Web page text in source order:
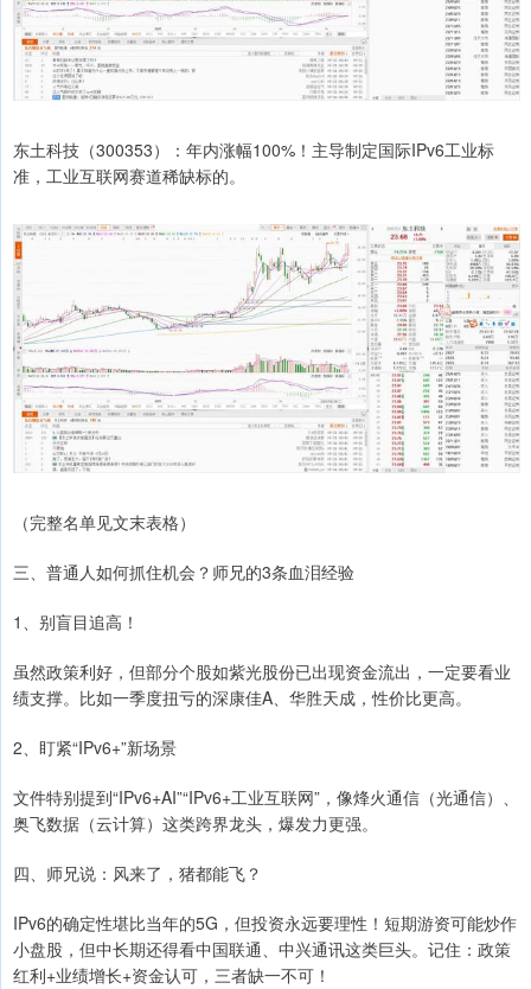
东土科技（300353）：年内涨幅100%！主导制定国际IPv6工业标
准，工业互联网赛道稀缺标的。
（完整名单见文末表格）
三、普通人如何抓住机会？师兄的3条血泪经验
1、别盲目追高！
虽然政策利好，但部分个股如紫光股份已出现资金流出，一定要看业
绩支撑。比如一季度扭亏的深康佳A、华胜天成，性价比更高。
2、盯紧“IPv6+”新场景
文件特别提到“IPv6+AI”“IPv6+工业互联网”，像烽火通信（光通信）、
奥飞数据（云计算）这类跨界龙头，爆发力更强。
四、师兄说：风来了，猪都能飞？
IPv6的确定性堪比当年的5G，但投资永远要理性！短期游资可能炒作
小盘股，但中长期还得看中国联通、中兴通讯这类巨头。记住：政策
红利+业绩增长+资金认可，三者缺一不可！